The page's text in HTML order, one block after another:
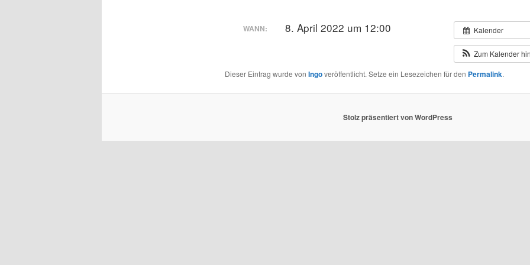
Kalender
Zum Kalender
WANN: 8. April 2022 um 12:00
Dieser Eintrag wurde von Ingoveröffentlicht. Setze ein Lesezeichen für den Permalink.
Stolz präsentiert von WordPress